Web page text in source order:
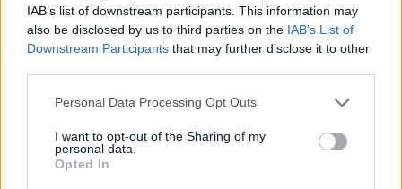
IAB’s list of downstream participants. This information may
also be disclosed by us to third parties on the IAB’s List of
Downstream Participants that may further disclose it to other
Personal Data Processing Opt Outs
I want to opt-out of the Sharing of my
personal data.
Opted In